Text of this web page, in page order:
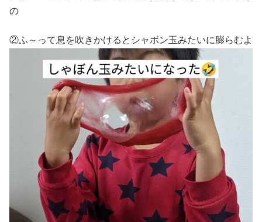
の
②ふ～って息を吹きかけるとシャボン玉みたいに膨らむよ